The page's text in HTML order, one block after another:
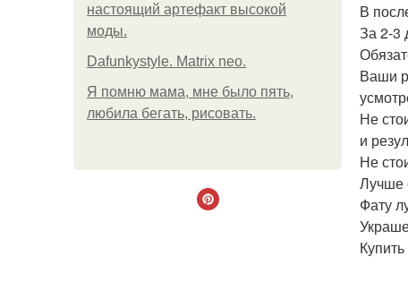
настоящий артефакт высокой
моды.
Dafunkystyle. Matrix neo.
Я помню мама, мне было пять,
любила бегать, рисовать.
В
За 2-3
Ваши
Не
и
Не
Лучше
Фату